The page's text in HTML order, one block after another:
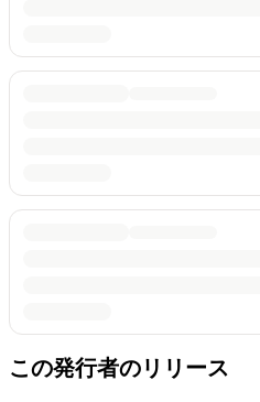
この発行者のリリース